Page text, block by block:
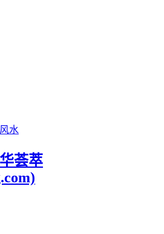
水
荟萃